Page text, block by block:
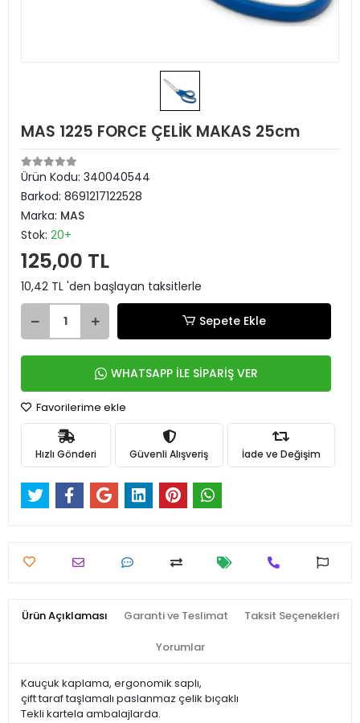
MAS 1225 FORCE ÇELİK MAKAS 25cm
Ürün Kodu: 340040544
Barkod: 8691217122528
Marka: MAS
Stok: 20+
125,00 TL
10,42 TL 'den başlayan taksitlerle
Sepete Ekle
WHATSAPP İLE SİPARİŞ VER
Favorilerime ekle
Hızlı Gönderi Güvenli Alışveriş İade ve Değişim
Ürün Açıklaması Garanti ve Teslimat Taksit Seçenekleri
Yorumlar
Kauçuk kaplama, ergonomik saplı,
çift taraf taşlamalı paslanmaz çelik bıçaklı
Tekli kartela ambalajlarda.